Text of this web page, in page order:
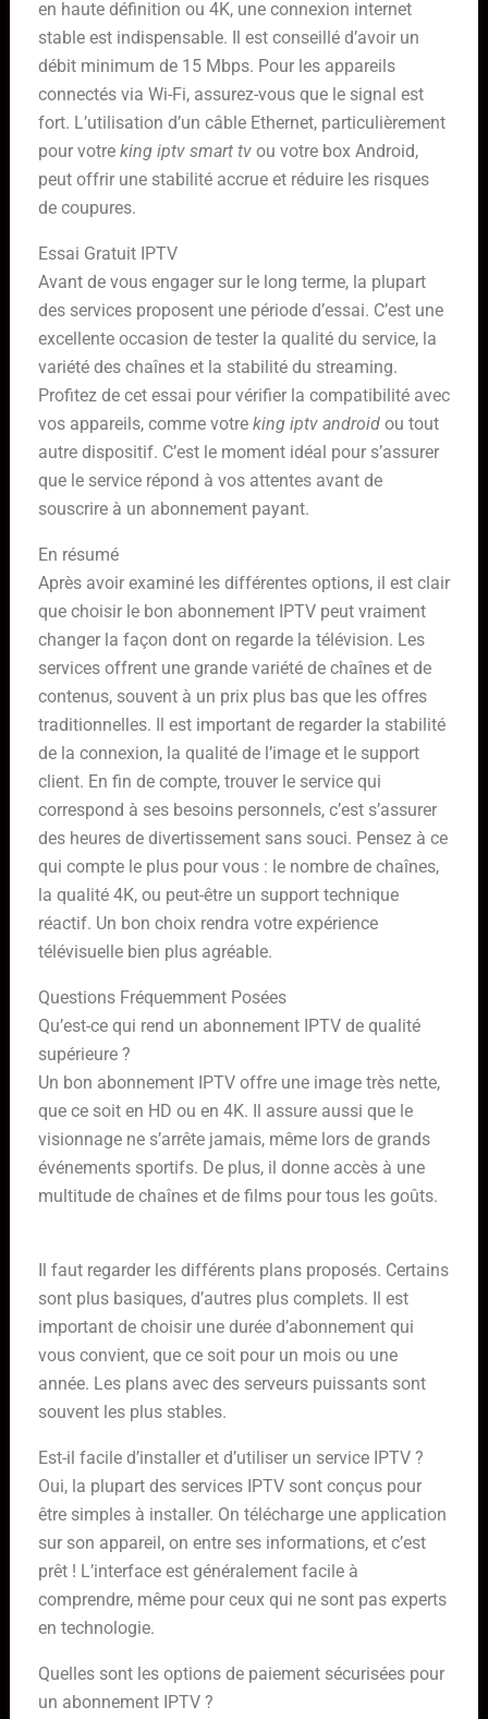
en haute définition ou 4K, une connexion internet
stable est indispensable. Il est conseillé d’avoir un
débit minimum de 15 Mbps. Pour les appareils
connectés via Wi-Fi, assurez-vous que le signal est
fort. L’utilisation d’un câble Ethernet, particulièrement
pour votre king iptv smart tvou votre box Android,
peut offrir une stabilité accrue et réduire les risques
de coupures.
Essai Gratuit IPTV
Avant de vous engager sur le long terme, la plupart
des services proposent une période d’essai. C’est une
excellente occasion de tester la qualité du service, la
variété des chaînes et la stabilité du streaming.
Profitez de cet essai pour vérifier la compatibilité avec
vos appareils, comme votre king iptv androidou tout
autre dispositif. C’est le moment idéal pour s’assurer
que le service répond à vos attentes avant de
souscrire à un abonnement payant.
En résumé
Après avoir examiné les différentes options, il est clair
que choisir le bon abonnement IPTV peut vraiment
changer la façon dont on regarde la télévision. Les
services offrent une grande variété de chaînes et de
contenus, souvent à un prix plus bas que les offres
traditionnelles. Il est important de regarder la stabilité
de la connexion, la qualité de l’image et le support
client. En fin de compte, trouver le service qui
correspond à ses besoins personnels, c’est s’assurer
des heures de divertissement sans souci. Pensez à ce
qui compte le plus pour vous : le nombre de chaînes,
la qualité 4K, ou peut-être un support technique
réactif. Un bon choix rendra votre expérience
télévisuelle bien plus agréable.
Questions Fréquemment Posées
Qu’est-ce qui rend un abonnement IPTV de qualité
supérieure ?
Un bon abonnement IPTV offre une image très nette,
que ce soit en HD ou en 4K. Il assure aussi que le
visionnage ne s’arrête jamais, même lors de grands
événements sportifs. De plus, il donne accès à une
multitude de chaînes et de films pour tous les goûts.
Il faut regarder les différents plans proposés. Certains
sont plus basiques, d’autres plus complets. Il est
important de choisir une durée d’abonnement qui
vous convient, que ce soit pour un mois ou une
année. Les plans avec des serveurs puissants sont
souvent les plus stables.
Est-il facile d’installer et d’utiliser un service IPTV ?
Oui, la plupart des services IPTV sont conçus pour
être simples à installer. On télécharge une application
sur son appareil, on entre ses informations, et c’est
prêt ! L’interface est généralement facile à
comprendre, même pour ceux qui ne sont pas experts
en technologie.
Quelles sont les options de paiement sécurisées pour
un abonnement IPTV ?